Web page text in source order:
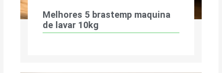
Melhores 5 brastemp maquina
de lavar 10kg